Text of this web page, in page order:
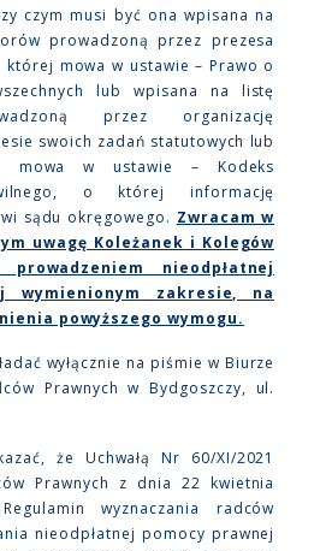
czym musi być ona wpisana na
prowadzoną przez prezesa
mowa w ustawie – Prawo o
lub wpisana na listę
przez organizację
swoich zadań statutowych lub
mowa w ustawie – Kodeks
o której informację
sądu okręgowego. Zwracam w
uwagę Koleżanek i Kolegów
prowadzeniem nieodpłatnej
wymienionym zakresie, na
powyższego wymogu.
wyłącznie na piśmie w Biurze
Prawnych w Bydgoszczy, ul.
że Uchwałą Nr 60/XI/2021
Prawnych z dnia 22 kwietnia
wyznaczania radców
nieodpłatnej pomocy prawnej